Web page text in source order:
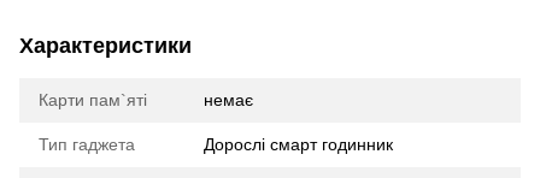
Характеристики
Карти пам`яті немає
Тип гаджета Дорослі смарт годинник